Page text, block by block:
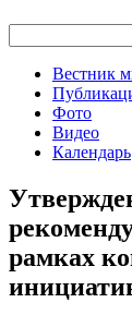
Вестник
Фото
Видео
Календарь
рамках